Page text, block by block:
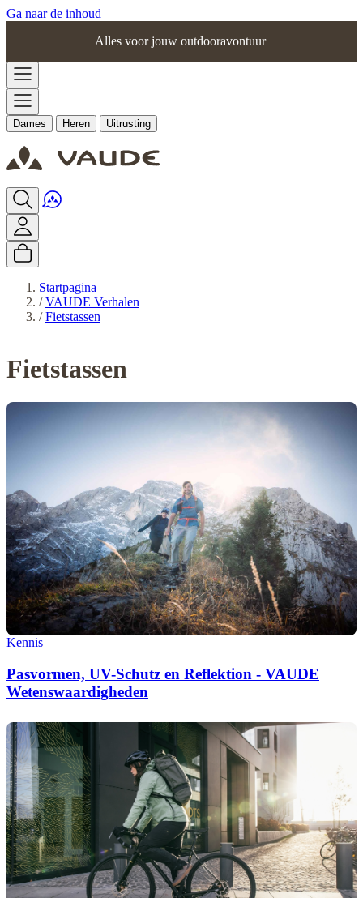
Ga naar de inhoud
Alles voor jouw outdooravontuur
Dames Heren Uitrusting
Startpagina
/ VAUDE Verhalen
/ Fietstassen
Fietstassen
Kennis
Pasvormen, UV-Schutz en Reflektion - VAUDE
Wetenswaardigheden